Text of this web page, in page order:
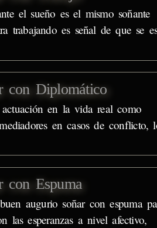
el sueño es el mismo soñante
trabajando es señal de que se
con Diplomático
en la vida real como
en casos de conflicto,
con Espuma
augurio soñar con espuma
las esperanzas a nivel afectivo,